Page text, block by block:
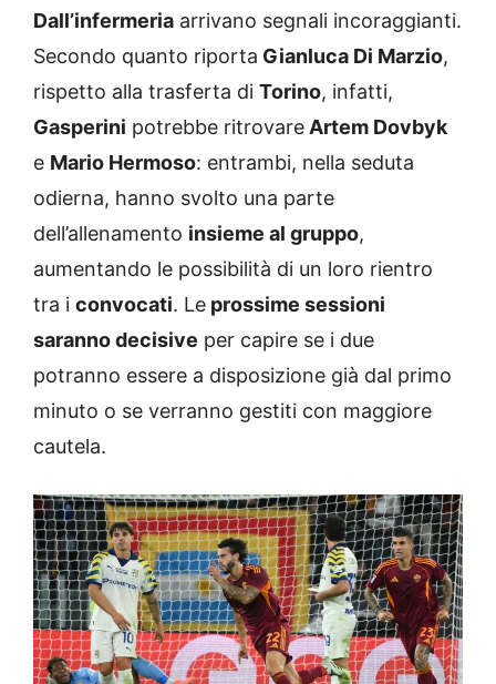
Dall’infermeria arrivano segnali incoraggianti.
Secondo quanto riporta Gianluca Di Marzio,
rispetto alla trasferta di Torino, infatti,
Gasperini potrebbe ritrovare Artem Dovbyk
e Mario Hermoso: entrambi, nella seduta
odierna, hanno svolto una parte
dell’allenamento insieme al gruppo,
aumentando le possibilità di un loro rientro
tra i convocati. Le prossime sessioni
saranno decisive per capire se i due
potranno essere a disposizione già dal primo
minuto o se verranno gestiti con maggiore
cautela.